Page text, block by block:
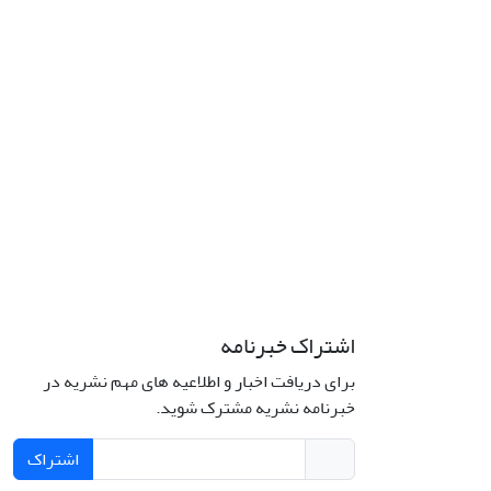
اشتراک خبرنامه
برای دریافت اخبار و اطلاعیه های مهم نشریه در
خبرنامه نشریه مشترک شوید.
اشتراک